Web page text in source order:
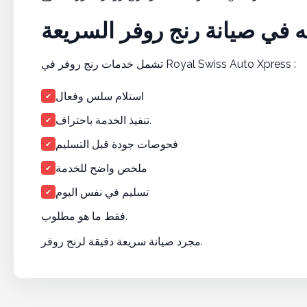
في صيانة رنج روفر السريعة
تشمل خدمات رنج روفر في Royal Swiss Auto Xpress :
✔ استلام سلس وفعال
✔ تنفيذ الخدمة باحتراف.
✔ فحوصات جودة قبل التسليم
✔ ملخص واضح للخدمة
✔
تسليم في نفس اليوم
فقط ما هو مطلوب.
مجرد صيانة سريعة دقيقة لرنج روفر.